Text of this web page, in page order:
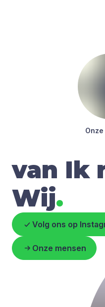
van Ik
Wij.
Volg ons op
Onze mensen